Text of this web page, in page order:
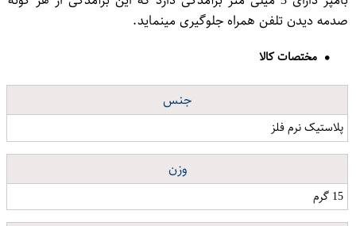
صدمه دیدن تلفن همراه جلوگیری مینماید.
مختصات کالا
جنس
پلاستیک نرم فلز
وزن
15 گرم